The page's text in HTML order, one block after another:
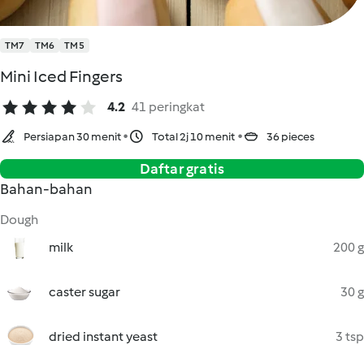
TM7 TM6 TM5
Mini Iced Fingers
4.2 41 peringkat
Persiapan 30 menit Total 2j 10 menit 36 pieces
Daftar gratis
Bahan-bahan
Dough
milk
200 g
caster sugar 30 g
dried instant yeast
3 tsp